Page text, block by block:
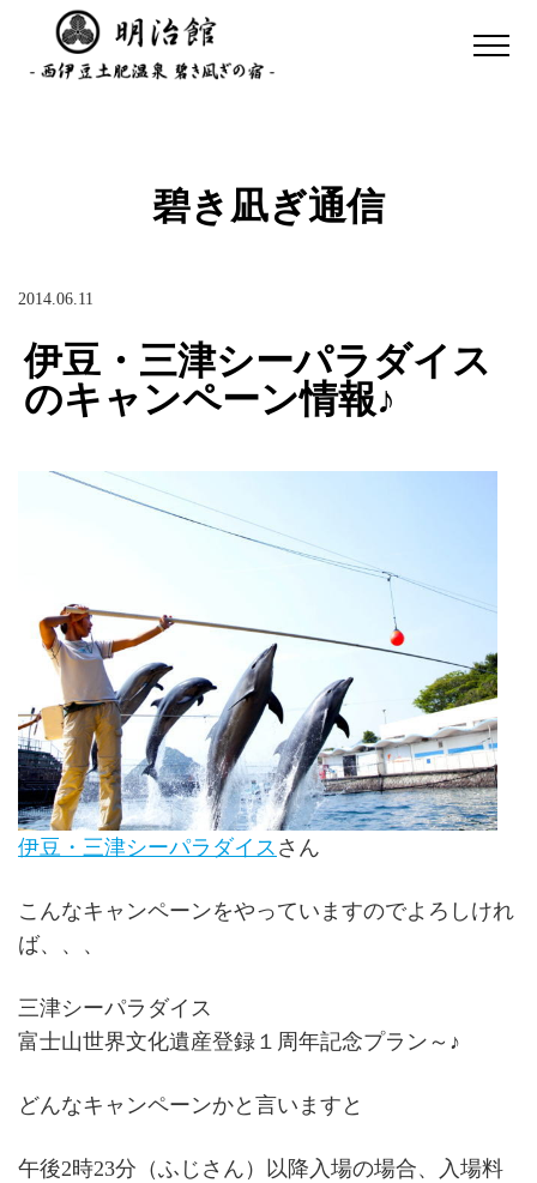
碧き凪ぎ通信
2014.06.11
伊豆・三津シーパラダイス
のキャンペーン情報♪
伊豆・三津シーパラダイス さん
こんなキャンペーンをやっていますのでよろしけれ
ば、、、
三津シーパラダイス
富士山世界文化遺産登録１周年記念プラン～♪
どんなキャンペーンかと言いますと
午後2時23分（ふじさん）以降入場の場合、入場料